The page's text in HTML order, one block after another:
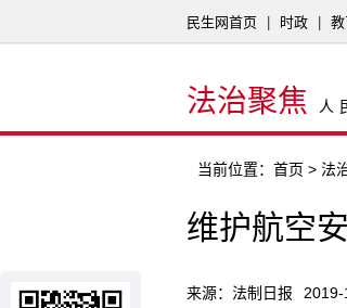
民生网首页 时政
法治聚焦 人
当前位置： 首页 > 法
维护航空
来源：法制日报